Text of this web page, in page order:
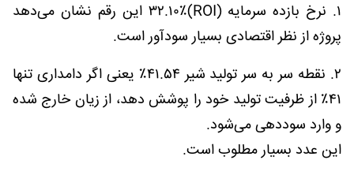
۱. نرخ بازده سرمایه (ROI)۳۲.۱۰٪ این رقم نشان می‌دهد
پروژه از نظر اقتصادی بسیار سودآور است.
۲. نقطه سر به سر تولید شیر ۴۱.۵۴٪ یعنی اگر دامداری تنها
۴۱٪ از ظرفیت تولید خود را پوشش دهد، از زیان خارج شده
و وارد سوددهی می‌شود.
این عدد بسیار مطلوب است.